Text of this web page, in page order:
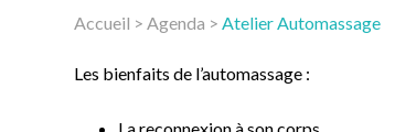
Accueil >Agenda >Atelier Automassage
Les bienfaits de l’automassage :